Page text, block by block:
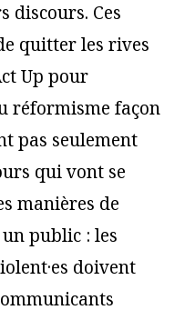
discours. Ces
quitter les rives
Up pour
réformisme façon
pas seulement
qui vont se
manières de
public : les
doivent